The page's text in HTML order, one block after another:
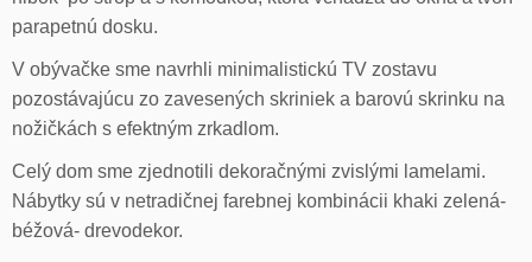
parapetnú dosku.
V obývačke sme navrhli minimalistickú TV zostavu
pozostávajúcu zo zavesených skriniek a barovú skrinku na
nožičkách s efektným zrkadlom.
Celý dom sme zjednotili dekoračnými zvislými lamelami.
Nábytky sú v netradičnej farebnej kombinácii khaki zelená-
béžová- drevodekor.